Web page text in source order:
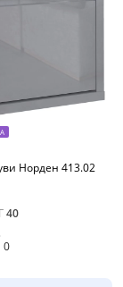
Норден 413.02
Г40
0